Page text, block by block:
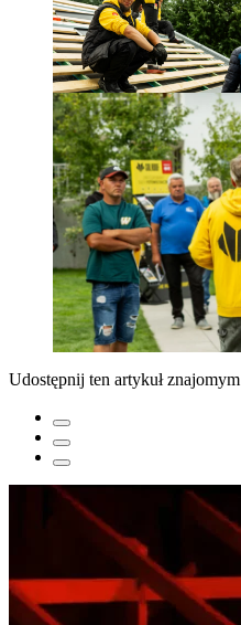
Udostępnij ten artykuł znajomym